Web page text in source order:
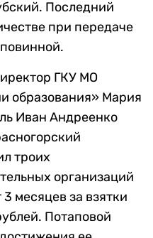
Последний
при передаче
ГКУ МО
образования» Мария
Иван Андреенко
троих
организаций
3 месяцев за взятки
Потаповой